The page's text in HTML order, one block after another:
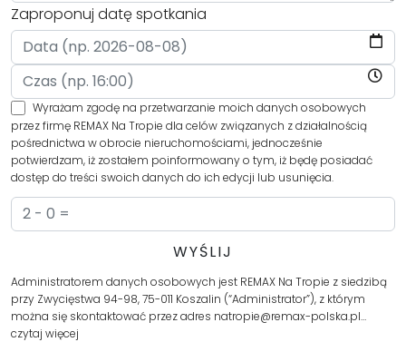
Zaproponuj datę spotkania
Wyrażam zgodę na przetwarzanie moich danych osobowych
przez firmę REMAX Na Tropie dla celów związanych z działalnością
pośrednictwa w obrocie nieruchomościami, jednocześnie
potwierdzam, iż zostałem poinformowany o tym, iż będę posiadać
dostęp do treści swoich danych do ich edycji lub usunięcia.
Administratorem danych osobowych jest REMAX Na Tropie z siedzibą
przy Zwycięstwa 94-98, 75-011 Koszalin (“Administrator”), z którym
można się skontaktować przez adres natropie@remax-polska.pl…
czytaj więcej